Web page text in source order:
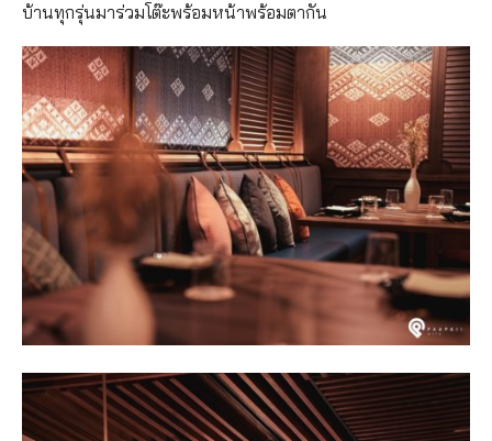
บ้านทุกรุ่นมาร่วมโต๊ะพร้อมหน้าพร้อมตากัน